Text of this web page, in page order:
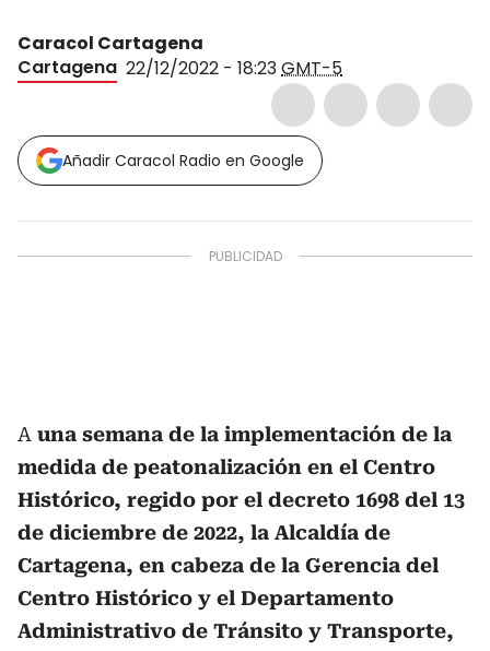
Caracol Cartagena
Cartagena 22/12/2022 - 18:23GMT-5
Añadir Caracol Radio en Google
A una semana de la implementación de la
medida de peatonalización en el Centro
Histórico, regido por el decreto 1698 del 13
de diciembre de 2022, la Alcaldía de
Cartagena, en cabeza de la Gerencia del
Centro Histórico y el Departamento
Administrativo de Tránsito y Transporte,